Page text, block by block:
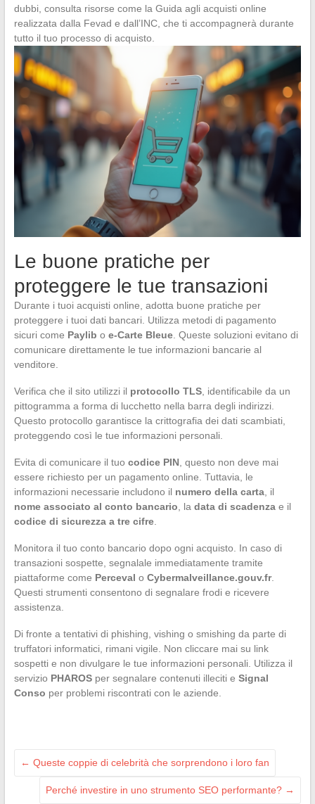
dubbi, consulta risorse come la Guida agli acquisti online
realizzata dalla Fevad e dall’INC, che ti accompagnerà durante
tutto il tuo processo di acquisto.
Le buone pratiche per
proteggere le tue transazioni
Durante i tuoi acquisti online, adotta buone pratiche per
proteggere i tuoi dati bancari. Utilizza metodi di pagamento
sicuri come Paylib o e-Carte Bleue. Queste soluzioni evitano di
comunicare direttamente le tue informazioni bancarie al
venditore.
Verifica che il sito utilizzi il protocollo TLS, identificabile da un
pittogramma a forma di lucchetto nella barra degli indirizzi.
Questo protocollo garantisce la crittografia dei dati scambiati,
proteggendo così le tue informazioni personali.
Evita di comunicare il tuo codice PIN, questo non deve mai
essere richiesto per un pagamento online. Tuttavia, le
informazioni necessarie includono il numero della carta, il
nome associato al conto bancario , la data di scadenzae il
codice di sicurezza a tre cifre.
Monitora il tuo conto bancario dopo ogni acquisto. In caso di
transazioni sospette, segnalale immediatamente tramite
piattaforme come Perceval o Cybermalveillance.gouv.fr.
Questi strumenti consentono di segnalare frodi e ricevere
assistenza.
Di fronte a tentativi di phishing, vishing o smishing da parte di
truffatori informatici, rimani vigile. Non cliccare mai su link
sospetti e non divulgare le tue informazioni personali. Utilizza il
servizio PHAROSper segnalare contenuti illeciti e Signal
Conso per problemi riscontrati con le aziende.
← Queste coppie di celebrità che sorprendono i loro fan
Perché investire in uno strumento SEO performante? →